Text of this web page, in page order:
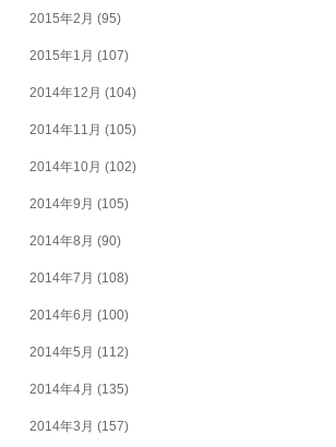
2015年2月 (95)
2015年1月 (107)
2014年12月 (104)
2014年11月 (105)
2014年10月 (102)
2014年9月 (105)
2014年8月 (90)
2014年7月 (108)
2014年6月 (100)
2014年5月 (112)
2014年4月 (135)
2014年3月 (157)